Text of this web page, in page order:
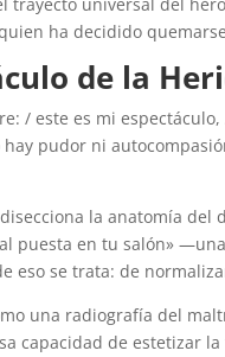
ha decidido
de la
/ este es mi
hay pudor ni
la anatomía
puesta en tu salón»
eso se trata: de
una radiografía del
capacidad de estetizar